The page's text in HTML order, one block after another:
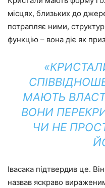
місцях, близьких до
потрапляє ними,
функцію – вона діє як
МАЮТЬ
ВОНИ
ЧИ НЕ
Івасака підтвердив це.
назвав яскраво